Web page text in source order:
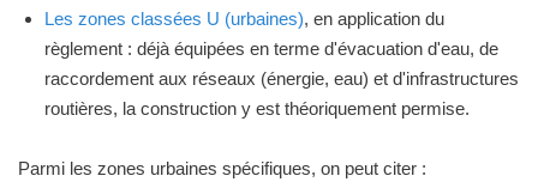
Les zones classées U (urbaines), en application du
règlement : déjà équipées en terme d'évacuation d'eau, de
raccordement aux réseaux (énergie, eau) et d'infrastructures
routières, la construction y est théoriquement permise.
Parmi les zones urbaines spécifiques, on peut citer :